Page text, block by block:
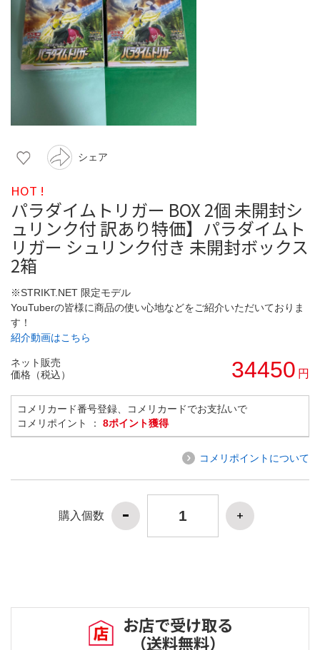
シェア
HOT !
パラダイムトリガー BOX 2個 未開封シ
ュリンク付 訳あり特価】パラダイムト
リガー シュリンク付き 未開封ボックス
2箱
※STRIKT.NET 限定モデル
YouTuberの皆様に商品の使い心地などをご紹介いただいておりま
す！
紹介動画はこちら
ネット販売
価格（税込）
34450 円
コメリカード番号登録、コメリカードでお支払いで
コメリポイント ： 8ポイント獲得
コメリポイントについて
購入個数
お店で受け取る
（送料無料）